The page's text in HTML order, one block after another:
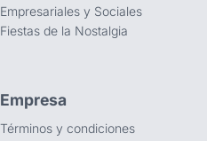
Empresariales y Sociales
Fiestas de la Nostalgia
Empresa
Términos y condiciones